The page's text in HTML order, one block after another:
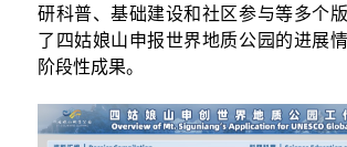
研科普、基础建设和社区参与等多个
了四姑娘山申报世界地质公园的进展
阶段性成果。